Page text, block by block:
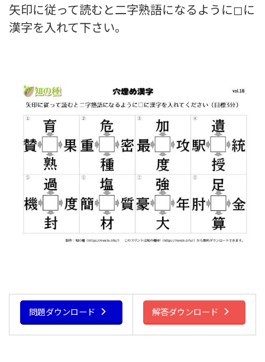
矢印に従って読むと二字熟語になるように◻に
漢字を入れて下さい。
問題ダウンロード 解答ダウンロード